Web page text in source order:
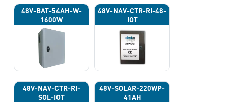
48V-BAT-54AH-W-
1600W
48V-NAV-CTR-RI-48-
IOT
48V-NAV-CTR-RI-
SOL-IOT
48V-SOLAR-220WP-
41AH